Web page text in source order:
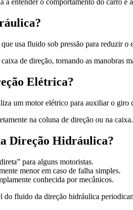
a entender o comportamento do carro e
usa fluido sob pressão para reduzir
de direção, tornando as manobras
Elétrica?
um motor elétrico para auxiliar o giro
na coluna de direção ou na
Direção Hidráulica?
para alguns motoristas.
menor em caso de falha simples.
conhecida por mecânicos.
fluido da direção hidráulica